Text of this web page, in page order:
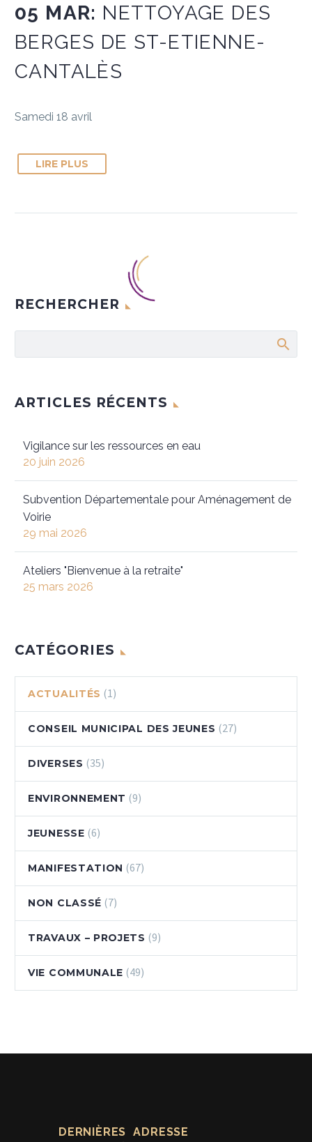
RECHERCHER
ARTICLES RÉCENTS
Vigilance sur les ressources en eau
20 juin 2026
Subvention Départementale pour Aménagement de
Voirie
29 mai 2026
Ateliers "Bienvenue à la retraite"
25 mars 2026
CATÉGORIES
ACTUALITÉS (1)
CONSEIL MUNICIPAL DES JEUNES (27)
DIVERSES (35)
ENVIRONNEMENT (9)
JEUNESSE (6)
MANIFESTATION (67)
NON CLASSÉ (7)
TRAVAUX – PROJETS (9)
VIE COMMUNALE (49)
05 MAR: NETTOYAGE DES
BERGES DE ST-ETIENNE-
CANTALÈS
Samedi 18 avril
LIRE PLUS
DERNIÈRES ADRESSE